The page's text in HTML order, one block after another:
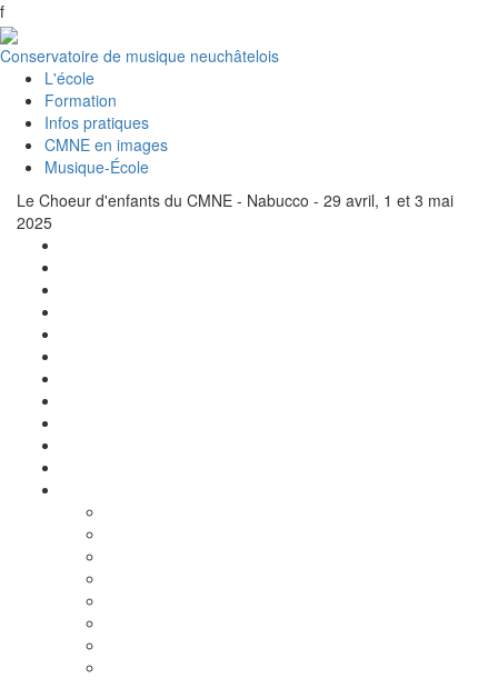
f
Conservatoire de musique neuchâtelois
L'école
Formation
Infos pratiques
CMNE en images
Musique-École
Le Choeur d'enfants du CMNE - Nabucco - 29 avril, 1 et 3 mai
2025